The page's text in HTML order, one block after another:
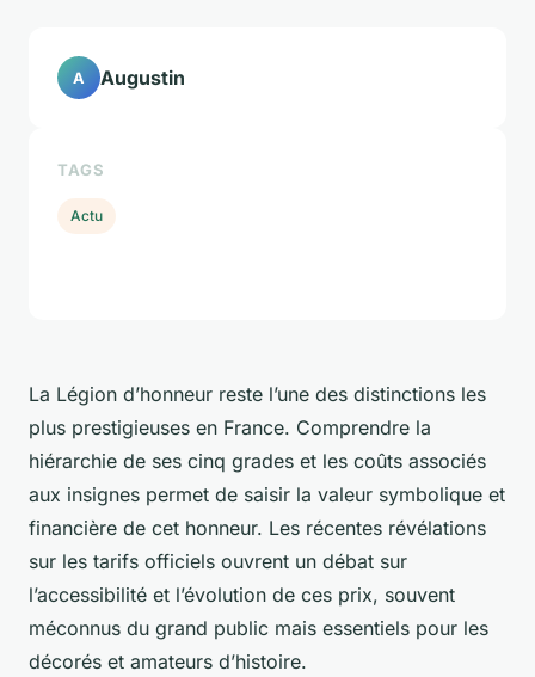
La Légion d’honneur reste l’une des distinctions les
plus prestigieuses en France. Comprendre la
hiérarchie de ses cinq grades et les coûts associés
aux insignes permet de saisir la valeur symbolique et
financière de cet honneur. Les récentes révélations
sur les tarifs officiels ouvrent un débat sur
l’accessibilité et l’évolution de ces prix, souvent
méconnus du grand public mais essentiels pour les
décorés et amateurs d’histoire.
A Augustin
TAGS
Actu